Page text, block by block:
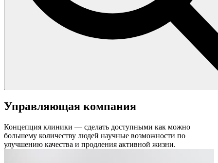
Управляющая компания
Концепция клиники — сделать доступными как можно
большему количеству людей научные возможности по
улучшению качества и продления активной жизни.